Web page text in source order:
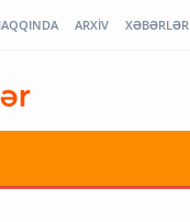
ARXİV XƏBƏRLƏR